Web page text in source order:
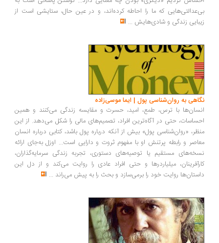
که ما را احاطه کرده‌اند، و در عین حال، ستایشی است از
زندگی و شادی‌هایش...
به روان‌شناسی پول | ایما موسی‌زاده
با ترس، طمع، امید، حسرت و مقایسه زندگی می‌کنند و همین
حتی در آگاه‌ترین افراد، تصمیم‌های مالی را شکل می‌دهد. از این
«روان‌شناسی پول» بیش از آنکه درباره پول باشد، کتابی درباره انسان
و رابطه پرتنش او با مفهوم ثروت و دارایی است... اوزل به‌جای ارائه
مستقیم یا توصیه‌های دستوری، تجربه زندگی سرمایه‌گذاران،
میلیاردرها و حتی افراد عادی را روایت می‌کند و از دل این
روایت خود را برمی‌سازد و بحث را به پیش می‌راند...